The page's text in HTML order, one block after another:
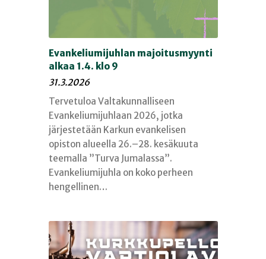
Evankeliumijuhlan majoitusmyynti
alkaa 1.4. klo 9
31.3.2026
Tervetuloa Valtakunnalliseen
Evankeliumijuhlaan 2026, jotka
järjestetään Karkun evankelisen
opiston alueella 26.–28. kesäkuuta
teemalla ”Turva Jumalassa”.
Evankeliumijuhla on koko perheen
hengellinen…